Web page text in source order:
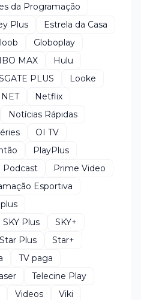
da Programação
Plus
Estrela da Casa
Globoplay
MAX
Hulu
PLUS
Looke
NET
Netflix
Notícias Rápidas
OI TV
PlayPlus
Podcast
Prime Video
Esportiva
SKY Plus
SKY+
Star Plus
Star+
TV paga
Telecine Play
Videos
Viki